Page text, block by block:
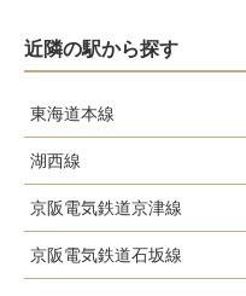
近隣の駅から探す
東海道本線
瀬田駅
石山駅
膳所駅
湖西線
大津京駅
唐崎駅
京阪電気鉄道京津線
追分駅
京阪電気鉄道石坂線